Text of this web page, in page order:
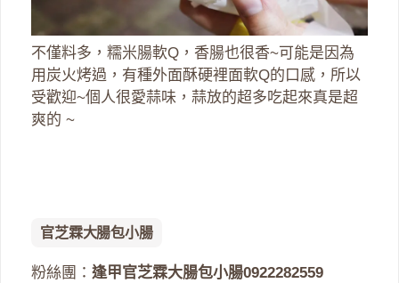
不僅料多，糯米腸軟Q，香腸也很香~可能是因為
用炭火烤過，有種外面酥硬裡面軟Q的口感，所以
受歡迎~個人很愛蒜味，蒜放的超多吃起來真是超
爽的 ~
官芝霖大腸包小腸
粉絲團： 逢甲官芝霖大腸包小腸0922282559